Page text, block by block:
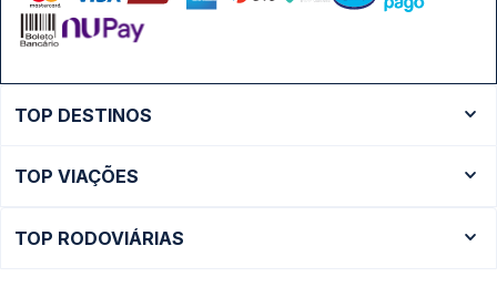
TOP DESTINOS
Ônibus São Paulo
TOP VIAÇÕES
TOP RODOVIÁRIAS